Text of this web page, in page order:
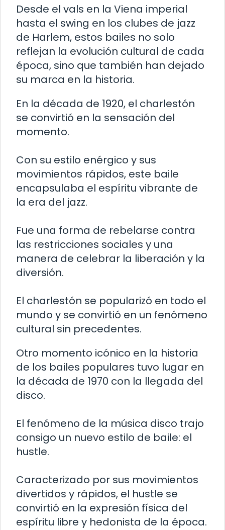
Desde el vals en la Viena imperial
hasta el swing en los clubes de jazz
de Harlem, estos bailes no solo
reflejan la evolución cultural de cada
época, sino que también han dejado
su marca en la historia.
En la década de 1920, el charlestón
se convirtió en la sensación del
momento.
Con su estilo enérgico y sus
movimientos rápidos, este baile
encapsulaba el espíritu vibrante de
la era del jazz.
Fue una forma de rebelarse contra
las restricciones sociales y una
manera de celebrar la liberación y la
diversión.
El charlestón se popularizó en todo el
mundo y se convirtió en un fenómeno
cultural sin precedentes.
Otro momento icónico en la historia
de los bailes populares tuvo lugar en
la década de 1970 con la llegada del
disco.
El fenómeno de la música disco trajo
consigo un nuevo estilo de baile: el
hustle.
Caracterizado por sus movimientos
divertidos y rápidos, el hustle se
convirtió en la expresión física del
espíritu libre y hedonista de la época.